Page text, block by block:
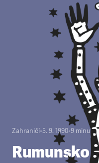
Zahraničí•5. 9. 1990•9 minut
Rumunsko